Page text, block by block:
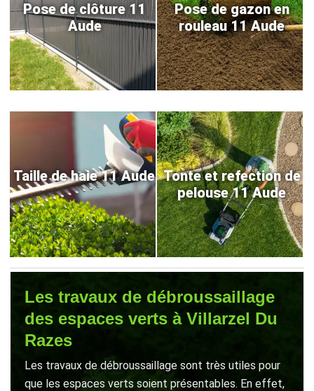
Pose de clôture 11
Aude
Pose de gazon en
rouleau 11 Aude
Taille de haie 11 Aude Tonte et refection de
pelouse 11 Aude
Les travaux de débroussaillage
des espaces verts à Villarzel Du
Razes
Les travaux de débroussaillage sont très utiles pour
que les espaces verts soient présentables. En effet,